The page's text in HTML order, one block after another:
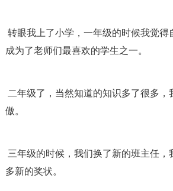
成为了老师们最喜欢的学生之一。
傲。
多新的奖状。